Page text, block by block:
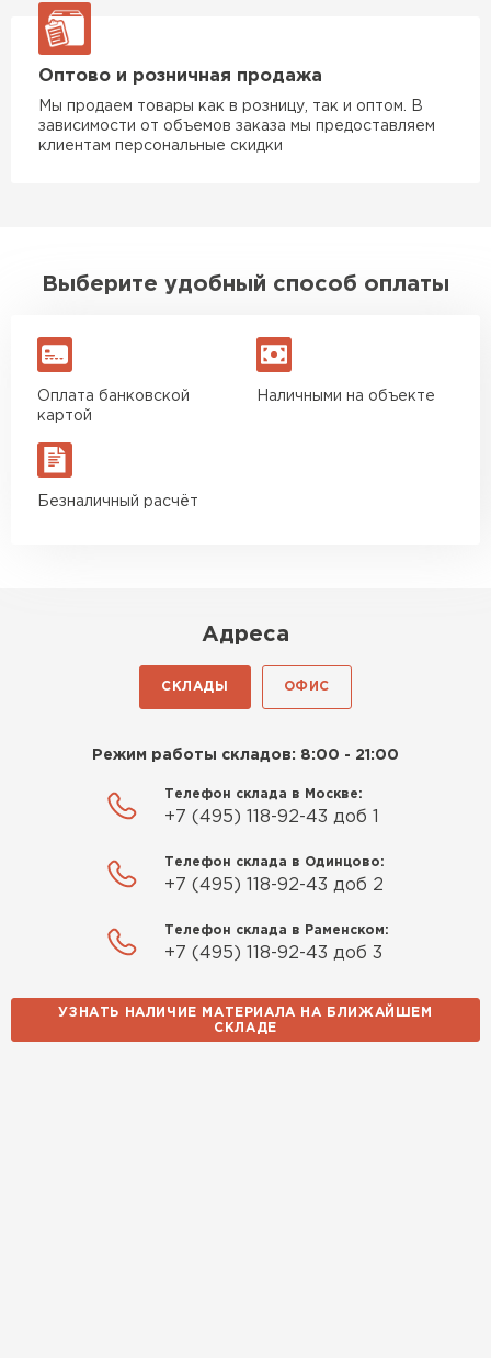
Оптово и розничная продажа
Мы продаем товары как в розницу, так и оптом. В
зависимости от объемов заказа мы предоставляем
клиентам персональные скидки
Выберите удобный способ оплаты
Оплата банковской
картой
Наличными на объекте
Безналичный расчёт
Адреса
СКЛАДЫ ОФИС
Режим работы складов: 8:00 - 21:00
Телефон склада в Москве:
+7 (495) 118-92-43 доб 1
Телефон склада в Одинцово:
+7 (495) 118-92-43 доб 2
Телефон склада в Раменском:
+7 (495) 118-92-43 доб 3
УЗНАТЬ НАЛИЧИЕ МАТЕРИАЛА НА БЛИЖАЙШЕМ
СКЛАДЕ